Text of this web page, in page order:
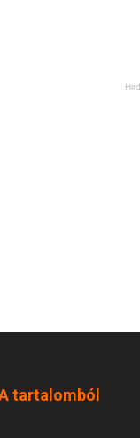
tartalomból